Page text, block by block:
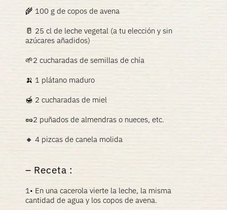
🌾 100 g de copos de avena
🥛 25 cl de leche vegetal (a tu elección y sin
azúcares añadidos)
🌱2 cucharadas de semillas de chía
🍌 1 plátano maduro
🍯 2 cucharadas de miel
🥜2 puñados de almendras o nueces, etc.
🔸 4 pizcas de canela molida
Receta :
1• En una cacerola vierte la leche, la misma
cantidad de agua y los copos de avena.